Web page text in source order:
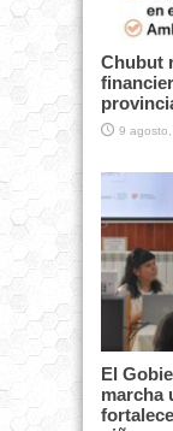
Chubut
9
El
marcha